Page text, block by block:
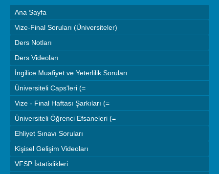
Ana Sayfa
Vize-Final Soruları (Üniversiteler)
Ders Notları
Ders Videoları
İngilice Muafiyet ve Yeterlilik Soruları
Üniversiteli Caps'leri (=
Vize - Final Haftası Şarkıları (=
Üniversiteli Öğrenci Efsaneleri (=
Ehliyet Sınavı Soruları
Kişisel Gelişim Videoları
VFSP İstatislikleri